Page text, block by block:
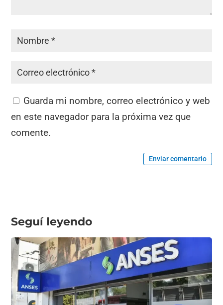
Guarda mi nombre, correo electrónico y web
en este navegador para la próxima vez que
comente.
Enviar comentario
Seguí leyendo